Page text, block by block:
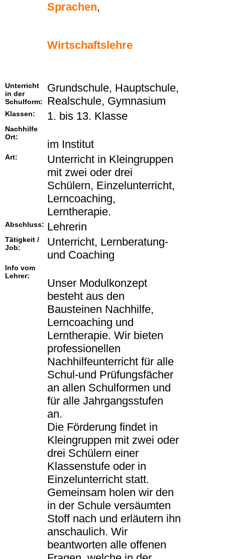
Sprachen,
Wirtschaftslehre
Unterricht
in der
Schulform:
Grundschule, Hauptschule,
Realschule, Gymnasium
Klassen: 1. bis 13. Klasse
Nachhilfe
Ort:
im Institut
Art:
Unterricht in Kleingruppen
mit zwei oder drei
Schülern, Einzelunterricht,
Lerncoaching,
Lerntherapie.
Abschluss: Lehrerin
Tätigkeit /
Job:
Unterricht, Lernberatung-
und Coaching
Info vom
Lehrer:
Unser Modulkonzept
besteht aus den
Bausteinen Nachhilfe,
Lerncoaching und
Lerntherapie. Wir bieten
professionellen
Nachhilfeunterricht für alle
Schul-und Prüfungsfächer
an allen Schulformen und
für alle Jahrgangsstufen
an.
Die Förderung findet in
Kleingruppen mit zwei oder
drei Schülern einer
Klassenstufe oder in
Einzelunterricht statt.
Gemeinsam holen wir den
in der Schule versäumten
Stoff nach und erläutern ihn
anschaulich. Wir
beantworten alle offenen